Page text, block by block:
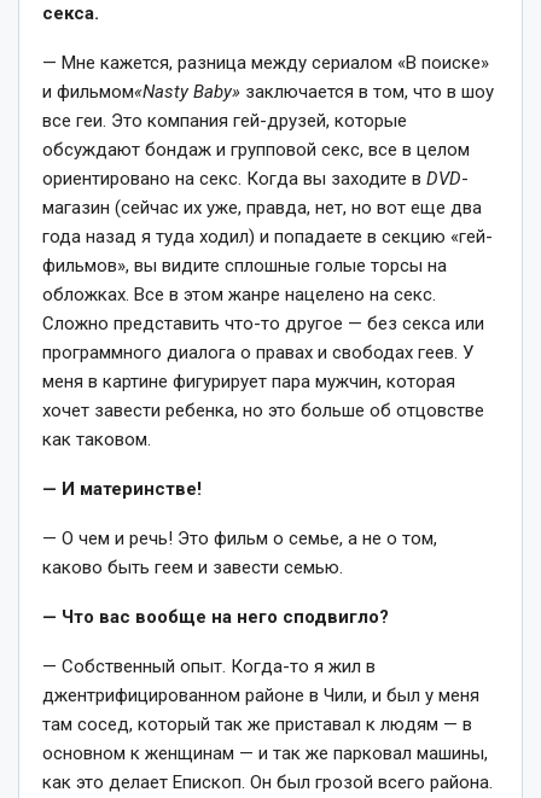
секса.
— Мне кажется, разница между сериалом «В поиске»
и фильмом«Nasty Baby» заключается в том, что в шоу
все геи. Это компания гей-друзей, которые
обсуждают бондаж и групповой секс, все в целом
ориентировано на секс. Когда вы заходите в DVD-
магазин (сейчас их уже, правда, нет, но вот еще два
года назад я туда ходил) и попадаете в секцию «гей-
фильмов», вы видите сплошные голые торсы на
обложках. Все в этом жанре нацелено на секс.
Сложно представить что-то другое — без секса или
программного диалога о правах и свободах геев. У
меня в картине фигурирует пара мужчин, которая
хочет завести ребенка, но это больше об отцовстве
как таковом.
— И материнстве!
— О чем и речь! Это фильм о семье, а не о том,
каково быть геем и завести семью.
— Что вас вообще на него сподвигло?
— Собственный опыт. Когда-то я жил в
джентрифицированном районе в Чили, и был у меня
там сосед, который так же приставал к людям — в
основном к женщинам — и так же парковал машины,
как это делает Епископ. Он был грозой всего района.